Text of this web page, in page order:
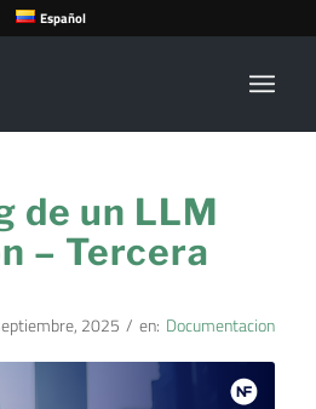
Español
de un LLM
– Tercera
2025 / en: Documentacion